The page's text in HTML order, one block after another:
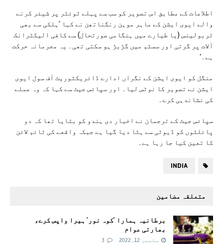
اطلاعات کے مطابق اس تصویر کو سب سے پہلے ٹوئٹر پر شیئر کرنے
والے ایوی ایشن کے ماہر موہن رنگناتھن نے کہا ’ہلکی سے بھی
ٹربولینس (یا طیارے میں ہنگامی صورتحال) سے کافی الیکٹرانک
آلات پر گرتی اور سسٹم میں گڑبڑ ہو سکتی تھی۔ یہ مجرمانہ حرکت
ہے۔‘
منگل کو ایوی ایشن کے نگراں ادارے ڈائریکٹوریٹ آف سول ایوی
ایشن نے تصویر کا نوٹس لیا۔ اور سپائس جیٹ سے کہا کہ وہ عملے
کی نشاندہی کرے۔
سپائس جیٹ کے ترجمان نے اخبار دی ہندو کو بتایا تھا کہ دو
پائلٹوں کو ڈیوٹی سے ہٹا دیا گیا ہے جبکہ واقعے کی ٹائم لائن
کا تعین کیا جا رہا ہے۔
INDIA
متعلقہ مضامین
برطانیہ ہمارا ‘کوہ نور‘ ہیرا واپس کرے،
بھارتی عوام
ستمبر 12, 2022 3